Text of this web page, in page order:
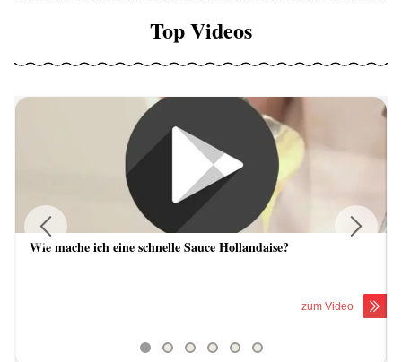
Top Videos
Wie mache ich eine schnelle Sauce Hollandaise?
zum Video
Previous